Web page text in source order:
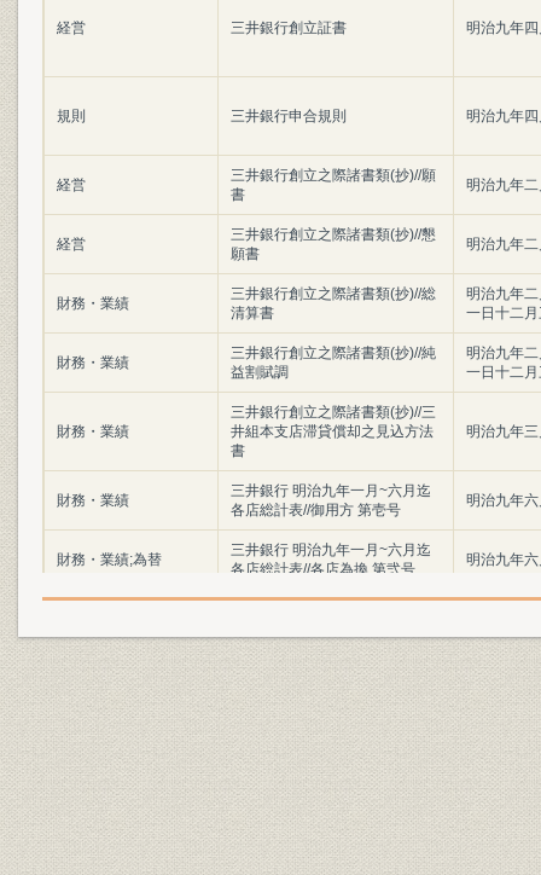
経営 三井銀行創立証書 明治九年
規則 三井銀行申合規則 明治九年
経営
三井銀行創立之際諸書類(抄)//願
書
明治九年
経営
三井銀行創立之際諸書類(抄)//懇
願書
明治九年
財務・業績
三井銀行創立之際諸書類(抄)//総
清算書
明治九年
一日十二
財務・業績
三井銀行創立之際諸書類(抄)//純
益割賦調
明治九年
一日十二
財務・業績
三井銀行創立之際諸書類(抄)//三
井組本支店滞貸償却之見込方法
書
明治九年
財務・業績
三井銀行 明治九年一月~六月迄
各店総計表//御用方 第壱号
明治九年
財務・業績;為替
三井銀行 明治九年一月~六月迄
各店総計表//各店為換 第弐号
明治九年
財務・業績
三井銀行 明治九年一月~六月迄
各店総計表//一時貸 第四号
明治九年
財務・業績
三井銀行 明治九年一月~六月迄
各店総計表//利附預 第五号
明治九年
財務・業績
三井銀行 明治九年一月~六月迄
各店総計表//利附貸 第六号
明治九年
財務・業績
三井銀行 明治九年一月~六月迄
各店総計表//無利足貸 第七号
明治九年